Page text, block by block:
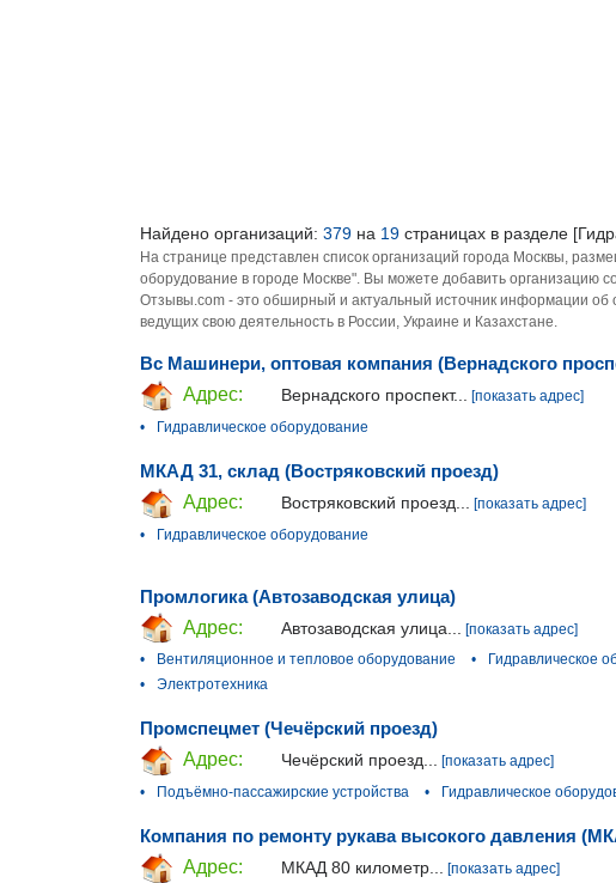
Найдено организаций: 379 на 19 страницах в разделе
На странице представлен список организаций города Москвы,
оборудование в городе Москве". Вы можете добавить организацию
Отзывы.com - это обширный и актуальный источник информации об
ведущих свою деятельность в России, Украине и Казахстане.
Вс Машинери, оптовая компания (Вернадского
Адрес:
Вернадского проспект...
[показать адрес]
•
Гидравлическое оборудование
МКАД 31, склад (Востряковский проезд)
Адрес:
Востряковский проезд...
[показать адрес]
•
Гидравлическое оборудование
Промлогика (Автозаводская улица)
Адрес:
Автозаводская улица...
[показать адрес]
•
Вентиляционное и тепловое оборудование • Гидравлическое
•
Электротехника
Промспецмет (Чечёрский проезд)
Адрес:
Чечёрский проезд... [показать адрес]
•
Подъёмно-пассажирские устройства • Гидравлическое
Компания по ремонту рукава высокого давления
Адрес:
МКАД 80 километр...
[показать адрес]